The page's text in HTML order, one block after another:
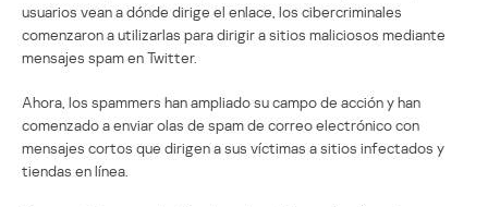
usuarios vean a dónde dirige el enlace, los cibercriminales
comenzaron a utilizarlas para dirigir a sitios maliciosos mediante
mensajes spam en Twitter.
Ahora, los spammers han ampliado su campo de acción y han
comenzado a enviar olas de spam de correo electrónico con
mensajes cortos que dirigen a sus víctimas a sitios infectados y
tiendas en línea.